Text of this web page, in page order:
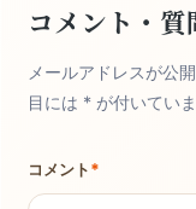
コメント・
メールアドレスが公
目には * が付いていま
コメント*